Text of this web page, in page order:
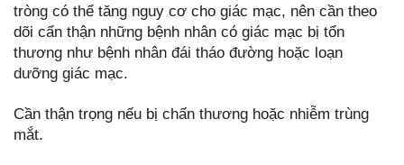
tròng có thể tăng nguy cơ cho giác mạc, nên cần theo
dõi cẩn thận những bệnh nhân có giác mạc bị tổn
thương như bệnh nhân đái tháo đường hoặc loạn
dưỡng giác mạc.
Cần thận trọng nếu bị chấn thương hoặc nhiễm trùng
mắt.